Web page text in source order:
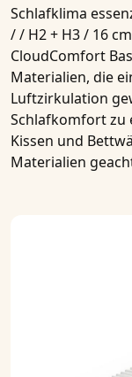
Schlafklima
/ / H2 + H3 / 16
CloudComfort
Materialien, die
Luftzirkulation
Schlafkomfort zu
Kissen und
Materialien